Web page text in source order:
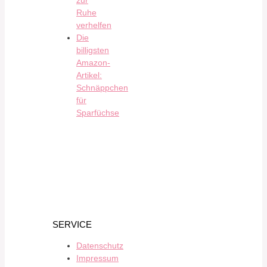
Ruhe
verhelfen
Die
billigsten
Amazon-
Artikel:
Schnäppchen
für
Sparfüchse
SERVICE
Datenschutz
Impressum